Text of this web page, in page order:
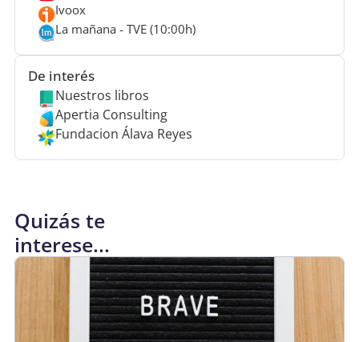
Ivoox
La mañana - TVE (10:00h)
De interés
Nuestros libros
Apertia Consulting
Fundacion Álava Reyes
Quizás te
interese...